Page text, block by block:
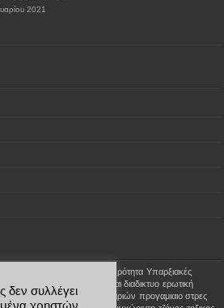
2021
Σεξουαλική Ψυχρότητα Υπαρξιακές
γνωριμιες και διαδικτυο ερωτική
παραποιήσεις ζευγαριών προγαμιαιο στρες
δεν συλλέγει